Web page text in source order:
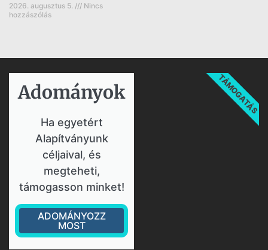
2026. augusztus 5.
Nincs
hozzászólás
Adományok​
Ha egyetért
Alapítványunk
céljaival, és
megteheti,
támogasson minket!
ADOMÁNYOZZ
MOST
TÁMOGATÁS